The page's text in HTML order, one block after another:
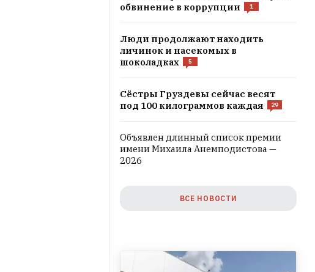
обвинение в коррупции
1
Люди продолжают находить
личинок и насекомых в
шоколадках
5
Сёстры Груздевы сейчас весят
под 100 килограммов каждая
29
Объявлен длинный список премии
имени Михаила Анемподистова —
2026
ВСЕ НОВОСТИ